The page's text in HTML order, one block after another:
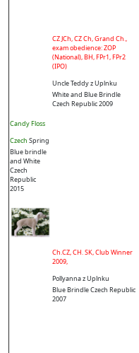
Candy Floss
Czech Spring
Blue brindle
and White
Czech
Republic
2015
CZ JCh, CZ Ch, Grand Ch.,
exam obedience: ZOP
(National), BH, FPr1, FPr2
(IPO)
Uncle Teddy z Uplnku
White and Blue Brindle
Czech Republic 2009
Ch.CZ, CH. SK, Club Winner
2009,
Pollyanna z Uplnku
Blue Brindle Czech Republic
2007